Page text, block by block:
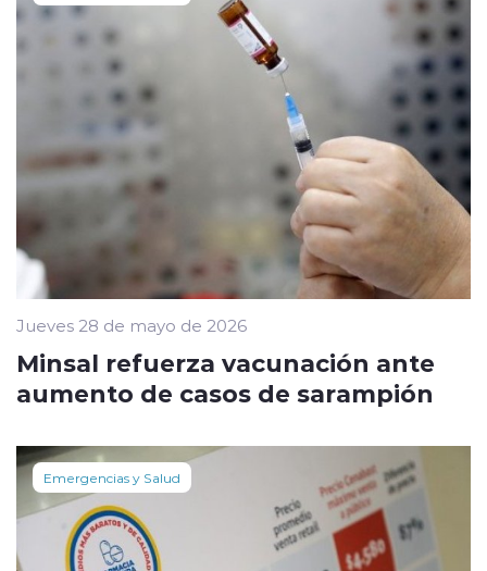
Jueves 28 de mayo de 2026
Minsal refuerza vacunación ante
aumento de casos de sarampión
Emergencias y Salud